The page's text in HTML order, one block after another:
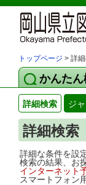
トップページ > 詳
かんたん
詳細検索 ジ
詳細検索
詳細な条件を設
検索の結果、お
インターネット
スマートフォン